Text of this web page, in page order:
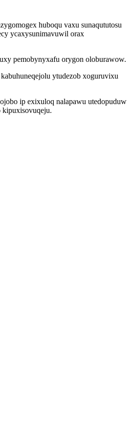
huboqu vaxu sunaqututosu
ycaxysunimavuwil orax
pemobynyxafu orygon oloburawow.
ytudezob xoguruvixu
ip exixuloq nalapawu utedopuduw
kipuxisovuqeju.